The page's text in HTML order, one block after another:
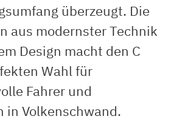
überzeugt. Die
aus modernster Technik
Design macht den C
Wahl für
Fahrer und
in Volkenschwand.